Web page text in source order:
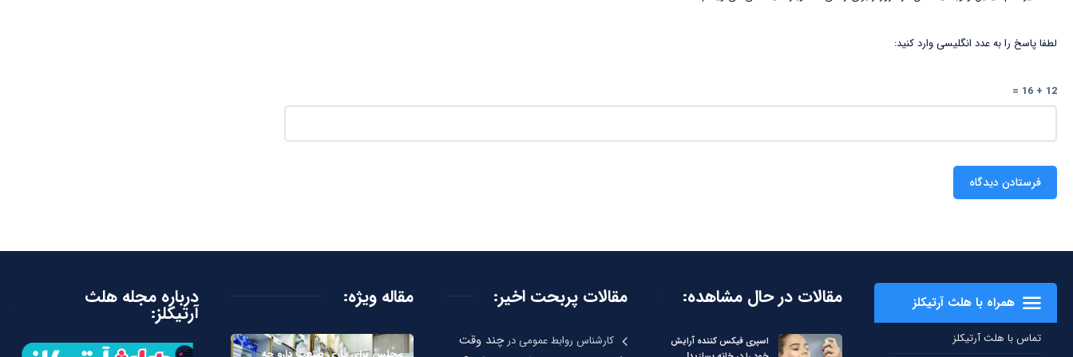
لطفا پاسخ را به عدد انگلیسی وارد کنید:
12 + 16 =
همراه با هلث آرتیکلز
تماس با هلث آرتیکلز
مقالات در حال مشاهده:
اسپری فیکس کننده آرایش
مقالات پربحت اخیر:
کارشناس روابط عمومیدرچند وقت
مقاله ویژه: درباره مجله هلث
آرتیکلز: